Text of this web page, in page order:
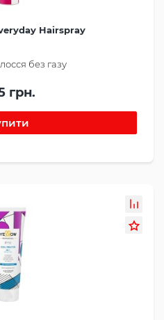
Hairspray
без газу
грн.